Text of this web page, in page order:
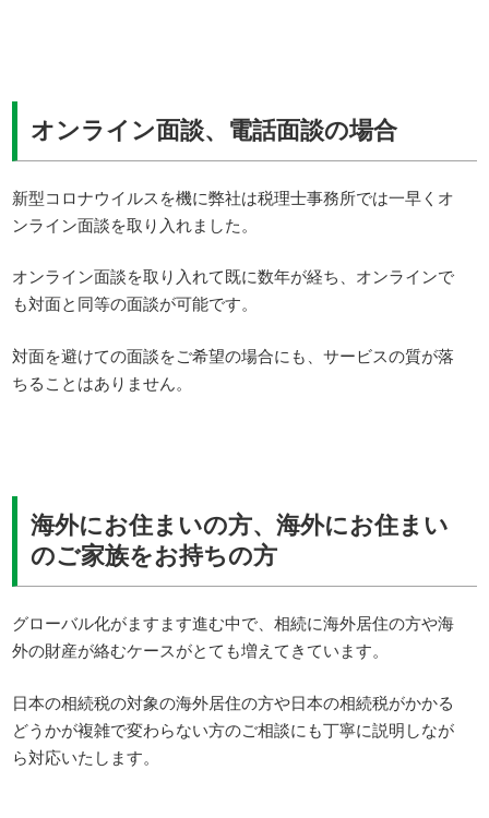
オンライン面談、電話面談の場合
新型コロナウイルスを機に弊社は税理士事務所では一早くオ
ンライン面談を取り入れました。
オンライン面談を取り入れて既に数年が経ち、オンラインで
も対面と同等の面談が可能です。
対面を避けての面談をご希望の場合にも、サービスの質が落
ちることはありません。
海外にお住まいの方、海外にお住まい
のご家族をお持ちの方
グローバル化がますます進む中で、相続に海外居住の方や海
外の財産が絡むケースがとても増えてきています。
日本の相続税の対象の海外居住の方や日本の相続税がかかる
どうかが複雑で変わらない方のご相談にも丁寧に説明しなが
ら対応いたします。